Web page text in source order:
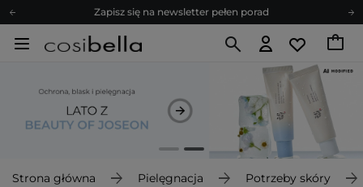
Zapisz się na newsletter pełen porad
Bezpłatne konsultacje kosmetologiczne
Poleć nas i zyskaj jeszcze więcej punktów
Zapisz się na newsletter pełen porad
Strona główna Pielęgnacja Potrzeby skóry